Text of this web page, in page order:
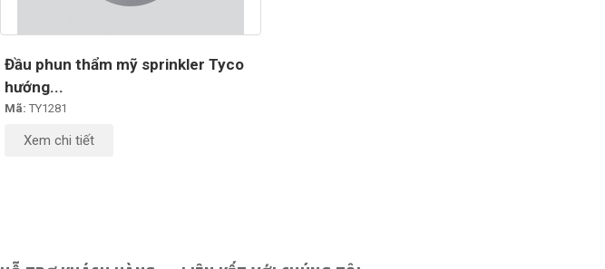
Đầu phun thẩm mỹ sprinkler Tyco
hướng...
Mã: TY1281
Xem chi tiết